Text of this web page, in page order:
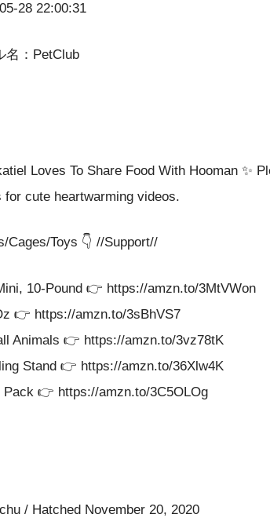
28 22:00:31
名：PetClub
Loves To Share Food With Hooman ✨
cute heartwarming videos.
Cages/Toys 👇 //Support//
10-Pound 👉 https://amzn.to/3MtVWon
👉 https://amzn.to/3sBhVS7
Animals 👉 https://amzn.to/3vz78tK
Stand 👉 https://amzn.to/36Xlw4K
Pack 👉 https://amzn.to/3C5OLOg
/ Hatched November 20, 2020